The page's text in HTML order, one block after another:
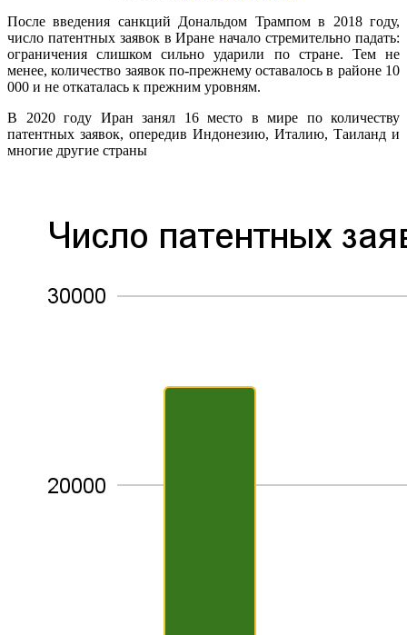
После введения санкций Дональдом Трампом в 2018 году,
число патентных заявок в Иране начало стремительно падать:
ограничения слишком сильно ударили по стране. Тем не
менее, количество заявок по-прежнему оставалось в районе 10
000 и не откаталась к прежним уровням.
В 2020 году Иран занял 16 место в мире по количеству
патентных заявок, опередив Индонезию, Италию, Таиланд и
многие другие страны